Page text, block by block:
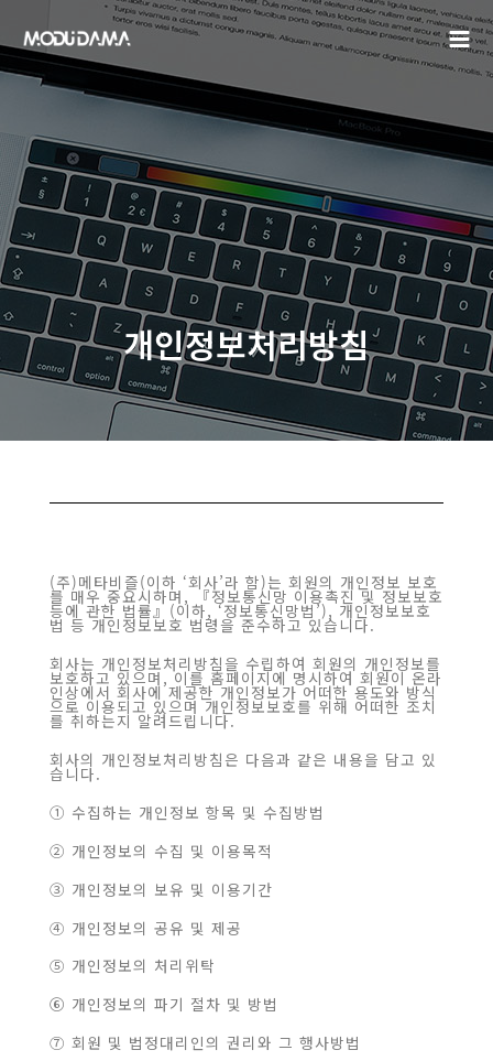
개인정보처리방침
(주)메타비즐(이하 ‘회사’라 함)는 회원의 개인정보 보호
를 매우 중요시하며, 『정보통신망 이용촉진 및 정보보호
등에 관한 법률』(이하, ‘정보통신망법’), 개인정보보호
법 등 개인정보보호 법령을 준수하고 있습니다.
회사는 개인정보처리방침을 수립하여 회원의 개인정보를
보호하고 있으며, 이를 홈페이지에 명시하여 회원이 온라
인상에서 회사에 제공한 개인정보가 어떠한 용도와 방식
으로 이용되고 있으며 개인정보보호를 위해 어떠한 조치
를 취하는지 알려드립니다.
회사의 개인정보처리방침은 다음과 같은 내용을 담고 있
습니다.
① 수집하는 개인정보 항목 및 수집방법
② 개인정보의 수집 및 이용목적
③ 개인정보의 보유 및 이용기간
④ 개인정보의 공유 및 제공
⑤ 개인정보의 처리위탁
⑥ 개인정보의 파기 절차 및 방법
⑦ 회원 및 법정대리인의 권리와 그 행사방법